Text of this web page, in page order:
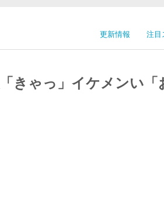
更新情報 注目
きゃっ」イケメンい「